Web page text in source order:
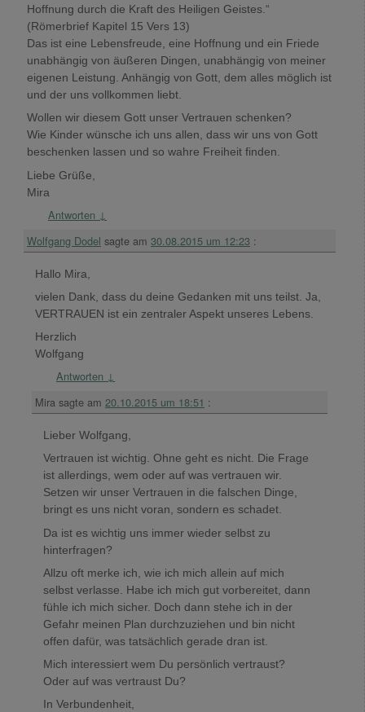
Hoffnung durch die Kraft des Heiligen Geistes.“
(Römerbrief Kapitel 15 Vers 13)
Das ist eine Lebensfreude, eine Hoffnung und ein Friede
unabhängig von äußeren Dingen, unabhängig von meiner
eigenen Leistung. Anhängig von Gott, dem alles möglich ist
und der uns vollkommen liebt.
Wollen wir diesem Gott unser Vertrauen schenken?
Wie Kinder wünsche ich uns allen, dass wir uns von Gott
beschenken lassen und so wahre Freiheit finden.
Liebe Grüße,
Mira
Antworten ↓
Wolfgang Dodel sagte am 30.08.2015 um 12:23 :
Hallo Mira,
vielen Dank, dass du deine Gedanken mit uns teilst. Ja,
VERTRAUEN ist ein zentraler Aspekt unseres Lebens.
Herzlich
Wolfgang
Antworten ↓
Mira sagte am 20.10.2015 um 18:51 :
Lieber Wolfgang,
Vertrauen ist wichtig. Ohne geht es nicht. Die Frage
ist allerdings, wem oder auf was vertrauen wir.
Setzen wir unser Vertrauen in die falschen Dinge,
bringt es uns nicht voran, sondern es schadet.
Da ist es wichtig uns immer wieder selbst zu
hinterfragen?
Allzu oft merke ich, wie ich mich allein auf mich
selbst verlasse. Habe ich mich gut vorbereitet, dann
fühle ich mich sicher. Doch dann stehe ich in der
Gefahr meinen Plan durchzuziehen und bin nicht
offen dafür, was tatsächlich gerade dran ist.
Mich interessiert wem Du persönlich vertraust?
Oder auf was vertraust Du?
In Verbundenheit,